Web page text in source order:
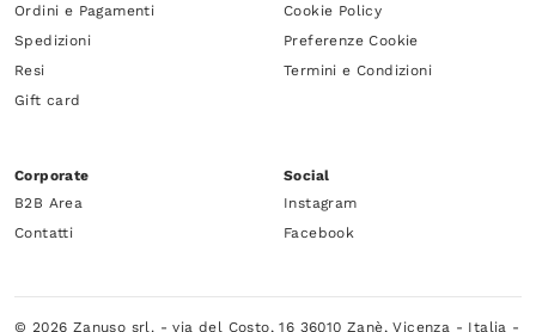
Ordini e Pagamenti
Spedizioni
Resi
Gift card
Cookie Policy
Preferenze Cookie
Termini e Condizioni
Corporate
B2B Area
Contatti
Social
Instagram
Facebook
© 2026 Zanuso srl. - via del Costo, 16 36010 Zanè, Vicenza - Italia -